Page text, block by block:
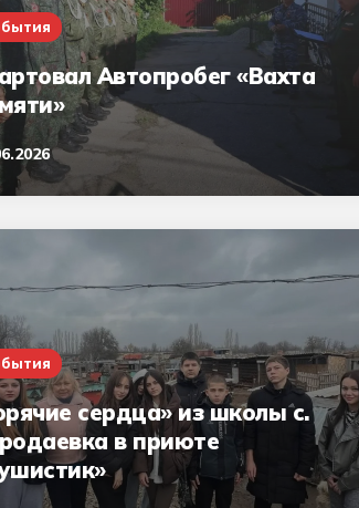
Автопробег «Вахта
сердца» из школы с.
в приюте